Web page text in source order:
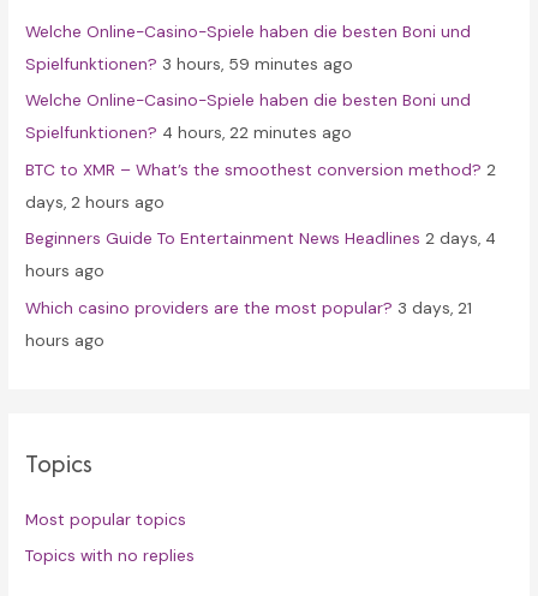
o
r
:
Welche Online-Casino-Spiele haben die besten Boni und
Spielfunktionen? 3 hours, 59 minutes ago
Welche Online-Casino-Spiele haben die besten Boni und
Spielfunktionen? 4 hours, 22 minutes ago
BTC to XMR – What’s the smoothest conversion method? 2
days, 2 hours ago
Beginners Guide To Entertainment News Headlines 2 days, 4
hours ago
Which casino providers are the most popular? 3 days, 21
hours ago
Topics
Most popular topics
Topics with no replies